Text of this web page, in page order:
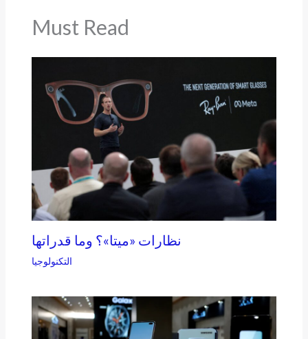
Must Read
نظارات «ميتا»؟ وما قدراتها
التكنولوجيا